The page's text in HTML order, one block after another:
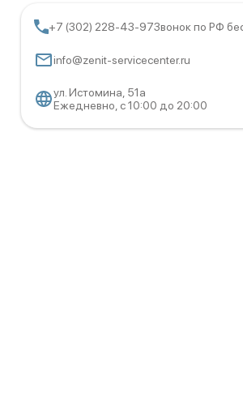
+7 (302) 228-43-97Звонок по РФ
info@zenit-servicecenter.ru
ул. Истомина, 51а
Ежедневно, с 10:00 до 20:00